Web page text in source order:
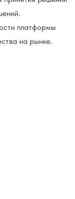
платформы
на рынке.